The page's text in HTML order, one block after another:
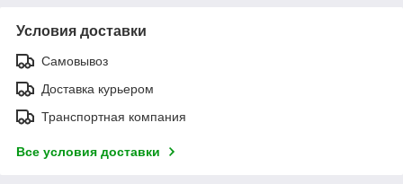
Условия доставки
Самовывоз
Доставка курьером
Транспортная компания
Все условия доставки